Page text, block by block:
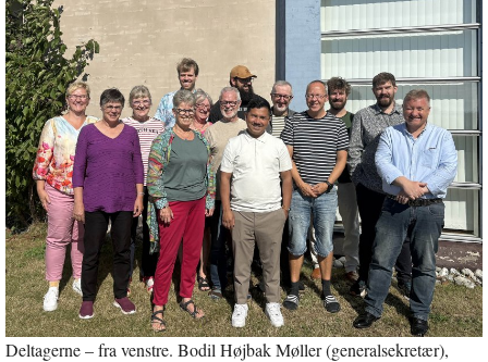
Deltagerne – fra venstre. Bodil Højbak Møller (generalsekretær),